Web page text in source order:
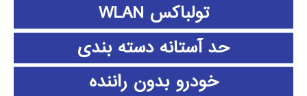
تولباکس WLAN
حد آستانه دسته بندی
خودرو بدون راننده